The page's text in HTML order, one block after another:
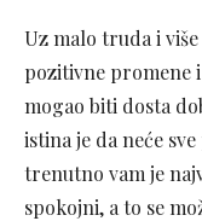
Uz malo truda i
pozitivne promene i
mogao biti dosta
istina je da neće
trenutno vam je
spokojni, a to se